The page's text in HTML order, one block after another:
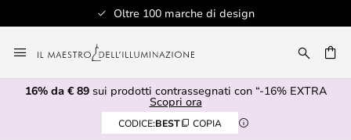
Oltre 100 marche di design
al
contenuto
16% da € 89sui prodotti contrassegnati con “-16% EXTRA
Scopri ora
CODICE:BEST COPIA